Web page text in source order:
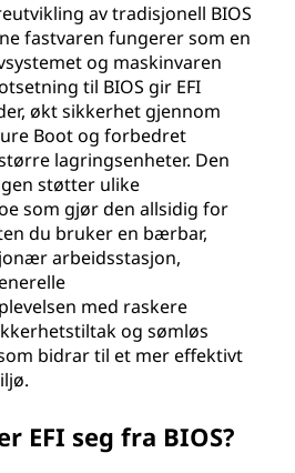
av tradisjonell BIOS
fastvaren fungerer som en
og maskinvaren
til BIOS gir EFI
økt sikkerhet gjennom
Boot og forbedret
lagringsenheter. Den
støtter ulike
som gjør den allsidig for
du bruker en bærbar,
arbeidsstasjon,
med raskere
og sømløs
bidrar til et mer effektivt
EFI seg fra BIOS?